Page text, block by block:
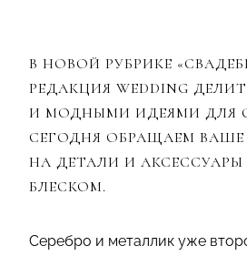
В НОВОЙ РУБРИКЕ
РЕДАКЦИЯ WEDDING
И МОДНЫМИ ИДЕЯМИ ДЛЯ
СЕГОДНЯ ОБРАЩАЕМ
НА ДЕТАЛИ И
БЛЕСКОМ.
Серебро и металлик уже